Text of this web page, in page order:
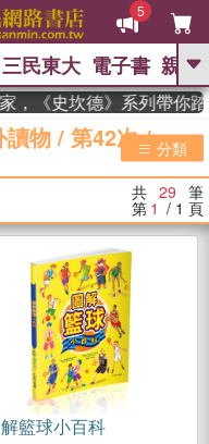
5
GO
圭吾 、 高希均教授回憶錄
、 花開錦
推薦 、 方念華 、 台灣的
數學女孩：黎曼猜想
走神經 、 如果歷史是一
三民東大 電子書 親子
坎德》系列帶你踏上熱
讀物 / 第42次/ 分類
共 29 筆
第 1 / 1 頁
籃球小百科